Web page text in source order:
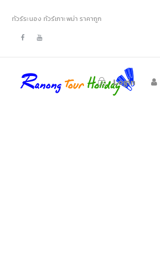
ทัวร์ระนอง ทัวร์เกาะพม่า ราคาถูก
Login